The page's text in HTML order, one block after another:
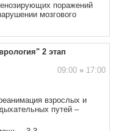
поражений
мозгового
2 этап
09:00 »17:00
взрослых и
путей –